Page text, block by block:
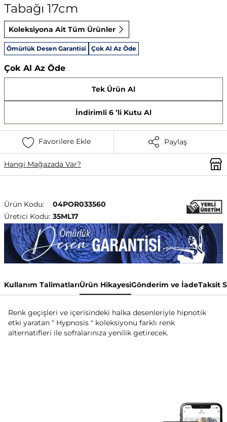
Tabağı 17cm
Koleksiyona Ait Tüm Ürünler
Ömürlük Desen Garantisi Çok Al Az Öde
Çok Al Az Öde
Tek Ürün Al
İndirimli 6 ’li Kutu Al
Favorilere Ekle Paylaş
Hangi Mağazada Var?
Ürün Kodu:
04POR033560
Üretici Kodu: 35ML17
Kullanım TalimatlarıÜrün HikayesiGönderim ve İadeTaksit
Renk geçişleri ve içerisindeki halka desenleriyle hipnotik
etki yaratan " Hypnosis " koleksiyonu farklı renk
alternatifleri ile sofralarınıza yenilik getirecek.